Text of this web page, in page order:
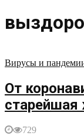
Вирусы и
От
старейшая
729